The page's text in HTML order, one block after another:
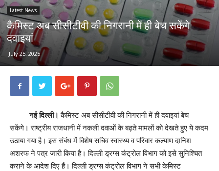
Latest News
कैमिस्ट अब सीसीटीवी की निगरानी में ही बेच सकेंगे
दवाइयां
July 25, 2025
नई दिल्ली। कैमिस्ट अब सीसीटीवी की निगरानी में ही दवाइयां बेच
सकेंगे। राष्ट्रीय राजधानी में नकली दवाओं के बढ़ते मामलों को देखते हुए ये कदम
उठाया गया है। इस संबंध में विशेष सचिव स्वास्थ्य व परिवार कल्याण दानिश
अशरफ ने पत्र जारी किया है। दिल्ली ड्रग्स कंट्रोल विभाग को इसे सुनिश्चित
कराने के आदेश दिए हैं। दिल्ली ड्रग्स कंट्रोल विभाग ने सभी केमिस्ट